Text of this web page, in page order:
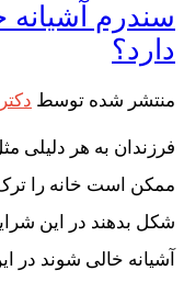
سندرم
دارد؟
منتشر شده توسط دکتر
فرزندان به هر دلیلی
ممکن است خانه را
شکل بدهند در این
آشیانه خالی شوند در